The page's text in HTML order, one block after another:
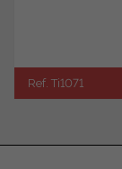
Ref. Ti1071